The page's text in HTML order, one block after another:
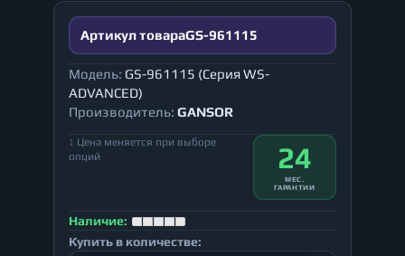
Артикул товараGS-961115
Модель: GS-961115 (Серия WS-
ADVANCED)
Производитель: GANSOR
↕ Цена меняется при выборе
опций
24
МЕС.
ГАРАНТИИ
Наличие:
Купить в количестве: